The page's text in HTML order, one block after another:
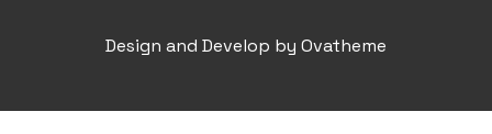
Design and Develop by Ovatheme